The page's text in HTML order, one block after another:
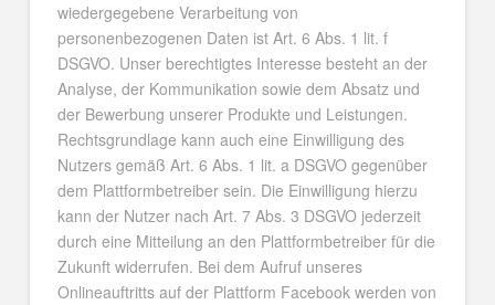
wiedergegebene Verarbeitung von
personenbezogenen Daten ist Art. 6 Abs. 1 lit. f
DSGVO. Unser berechtigtes Interesse besteht an der
Analyse, der Kommunikation sowie dem Absatz und
der Bewerbung unserer Produkte und Leistungen.
Rechtsgrundlage kann auch eine Einwilligung des
Nutzers gemäß Art. 6 Abs. 1 lit. a DSGVO gegenüber
dem Plattformbetreiber sein. Die Einwilligung hierzu
kann der Nutzer nach Art. 7 Abs. 3 DSGVO jederzeit
durch eine Mitteilung an den Plattformbetreiber für die
Zukunft widerrufen. Bei dem Aufruf unseres
Onlineauftritts auf der Plattform Facebook werden von